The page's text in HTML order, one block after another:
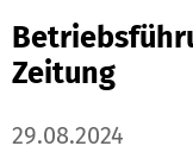
Zeitung
29.08.2024